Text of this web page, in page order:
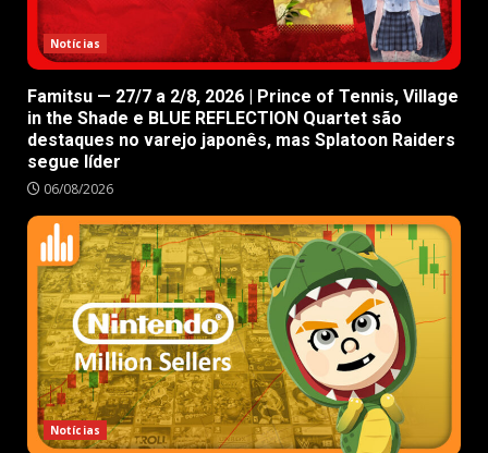
Notícias
Famitsu — 27/7 a 2/8, 2026 | Prince of Tennis, Village
in the Shade e BLUE REFLECTION Quartet são
destaques no varejo japonês, mas Splatoon Raiders
segue líder
06/08/2026
Notícias